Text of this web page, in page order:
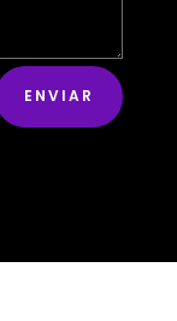
ENVIAR